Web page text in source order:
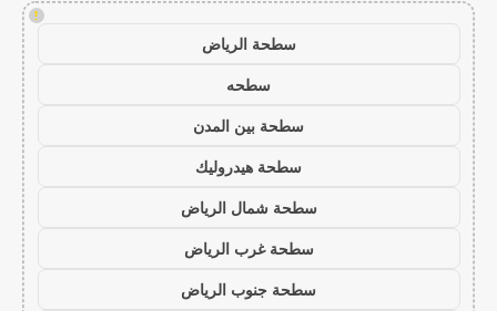
!
سطحة الرياض
سطحه
سطحة بين المدن
سطحة هيدروليك
سطحة شمال الرياض
سطحة غرب الرياض
سطحة جنوب الرياض